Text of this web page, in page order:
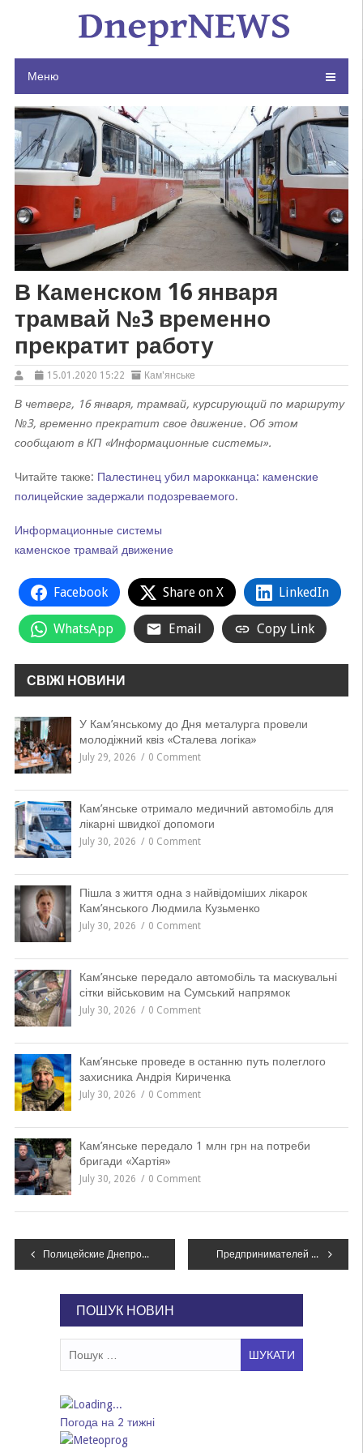
Меню
В Каменском 16 января
трамвай №3 временно
прекратит работу
15.01.2020 15:22 Кам'янське
В четверг, 16 января, трамвай, курсирующий по маршруту
№3, временно прекратит свое движение. Об этом
сообщают в КП «Информационные системы».
Читайте также: Палестинец убил марокканца: каменские
полицейские задержали подозреваемого.
Информационные системы
каменское трамвай движение
Facebook Share on X LinkedIn
WhatsApp Email Copy Link
СВІЖІ НОВИНИ
У Кам’янському до Дня металурга провели
молодіжний квіз «Сталева логіка»
July 29, 2026 0 Comment
Кам’янське отримало медичний автомобіль для
лікарні швидкої допомоги
July 30, 2026 0 Comment
Пішла з життя одна з найвідоміших лікарок
Кам’янського Людмила Кузьменко
July 30, 2026 0 Comment
Кам’янське передало автомобіль та маскувальні
сітки військовим на Сумський напрямок
July 30, 2026 0 Comment
Кам’янське проведе в останню путь полеглого
захисника Андрія Кириченка
July 30, 2026 0 Comment
Кам’янське передало 1 млн грн на потреби
бригади «Хартія»
July 30, 2026 0 Comment
Навігація
Полицейские Днепропетровщины избили мужчину на допросе: потерпевшему удалили селезенку и левую почку, – ФОТО Предпринимателей Днепропетровщины приглашают поучаствовать в торговой миссии в США
ПОШУК НОВИН
Погода на 2 тижні